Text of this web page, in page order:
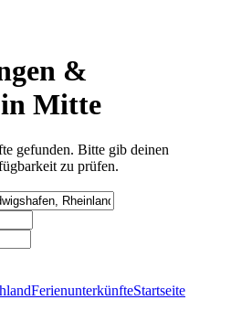
&
Mitte
gefunden. Bitte gib deinen
zu prüfen.
FerienunterkünfteStartseite